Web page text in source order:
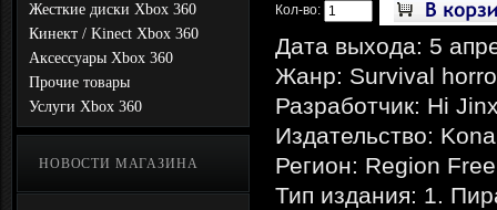
Жесткие диски Xbox 360
Кинект / Kinect Xbox 360
Аксессуары Xbox 360
Прочие товары
Услуги Xbox 360
НОВОСТИ МАГАЗИНА
Кол-во:
Дата выхода: 5
Жанр: Survival
Разработчик: Hi
Издательство:
Регион: Region Free
Тип издания: 1.